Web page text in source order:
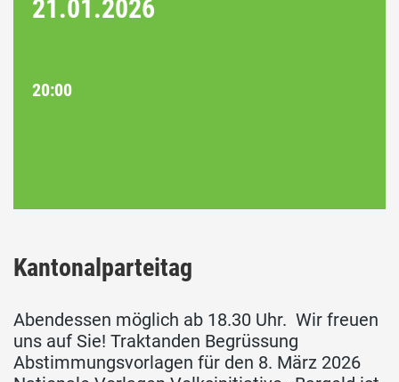
21.01.2026
20:00
Kantonalparteitag
Abendessen möglich ab 18.30 Uhr. Wir freuen
uns auf Sie! Traktanden Begrüssung
Abstimmungsvorlagen für den 8. März 2026